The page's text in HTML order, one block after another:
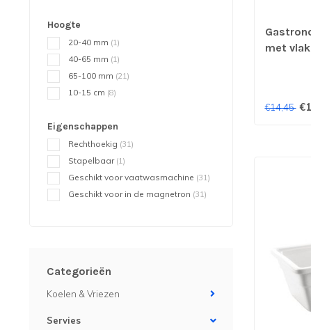
Hoogte
20-40 mm (1)
40-65 mm (1)
65-100 mm (21)
10-15 cm (8)
Eigenschappen
Rechthoekig (31)
Stapelbaar (1)
Geschikt voor vaatwasmachine (31)
Geschikt voor in de magnetron (31)
Categorieën
Koelen & Vriezen
Servies
met
€14,45